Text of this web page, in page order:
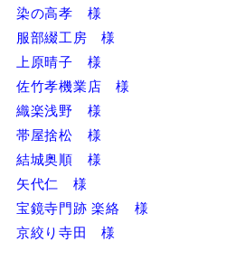
染の高孝 様
服部綴工房 様
上原晴子 様
佐竹孝機業店 様
織楽浅野 様
帯屋捨松 様
結城奥順 様
矢代仁 様
宝鏡寺門跡 楽絡 様
京絞り寺田 様